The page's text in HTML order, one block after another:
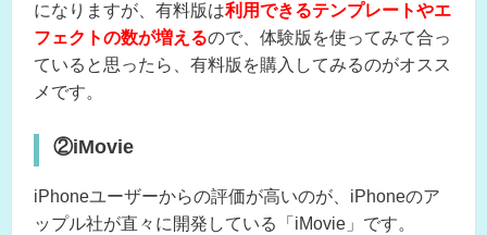
になりますが、有料版は利用できるテンプレートやエ
フェクトの数が増えるので、体験版を使ってみて合っ
ていると思ったら、有料版を購入してみるのがオスス
メです。
②iMovie
iPhoneユーザーからの評価が高いのが、iPhoneのア
ップル社が直々に開発している「iMovie」です。